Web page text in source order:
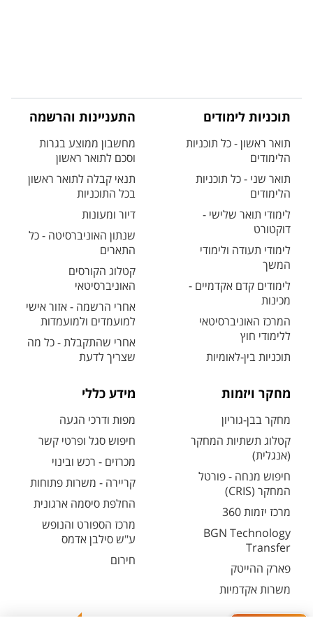
תוכניות לימודים
תואר ראשון - כל תוכניות
הלימודים
תואר שני - כל תוכניות
הלימודים
לימודי תואר שלישי -
דוקטורט
לימודי תעודה ולימודי
המשך
לימודים קדם אקדמיים -
מכינות
המרכז האוניברסיטאי
ללימודי חוץ
תוכניות בין-לאומיות
התעניינות והרשמה
מחשבון ממוצע בגרות
וסכם לתואר ראשון
תנאי קבלה לתואר ראשון
בכל התוכניות
דיור ומעונות
שנתון האוניברסיטה - כל
התארים
קטלוג הקורסים
האוניברסיטאי
אחרי הרשמה - אזור אישי
למועמדים ולמועמדות
אחרי שהתקבלת - כל מה
שצריך לדעת
מחקר ויזמות
מחקר בבן-גוריון
קטלוג תשתיות המחקר
(אנגלית)
חיפוש מנחה - פורטל
המחקר (CRIS)
מרכז יזמות 360
BGN Technology
Transfer
פארק ההייטק
משרות אקדמיות
מידע כללי
מפות ודרכי הגעה
חיפוש סגל ופרטי קשר
מכרזים - רכש ובינוי
קריירה - משרות פתוחות
החלפת סיסמה ארגונית
מרכז הספורט והנופש
ע"ש סילבן אדמס
חירום